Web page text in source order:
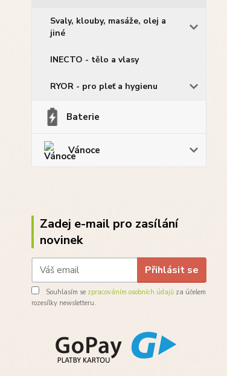
Svaly, klouby, masáže, olej a
jiné
INECTO - tělo a vlasy
RYOR - pro pleť a hygienu
Baterie
Vánoce
Zadej e-mail pro zasílání
novinek
Přihlásit se
Souhlasím se zpracováním osobních údajů za účelem
rozesílky newsletteru.